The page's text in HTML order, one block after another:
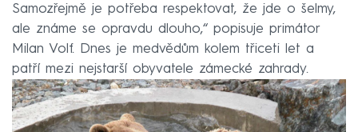
Samozřejmě je potřeba respektovat, že jde o šelmy,
ale známe se opravdu dlouho,“ popisuje primátor
Milan Volf. Dnes je medvědům kolem třiceti let a
patří mezi nejstarší obyvatele zámecké zahrady.